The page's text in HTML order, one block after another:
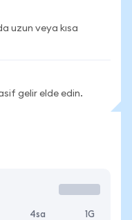
uzun veya kısa
gelir elde edin.
4sa 1G